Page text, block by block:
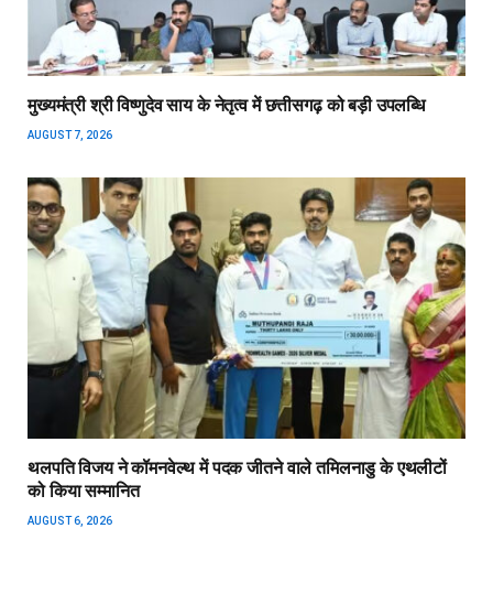
मुख्यमंत्री श्री विष्णुदेव साय के नेतृत्व में छत्तीसगढ़ को बड़ी उपलब्धि
AUGUST 7, 2026
थलपति विजय ने कॉमनवेल्थ में पदक जीतने वाले तमिलनाडु के एथलीटों
को किया सम्मानित
AUGUST 6, 2026